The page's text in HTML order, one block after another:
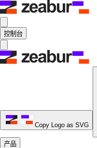
控制台
Copy Logo as SVG
产品